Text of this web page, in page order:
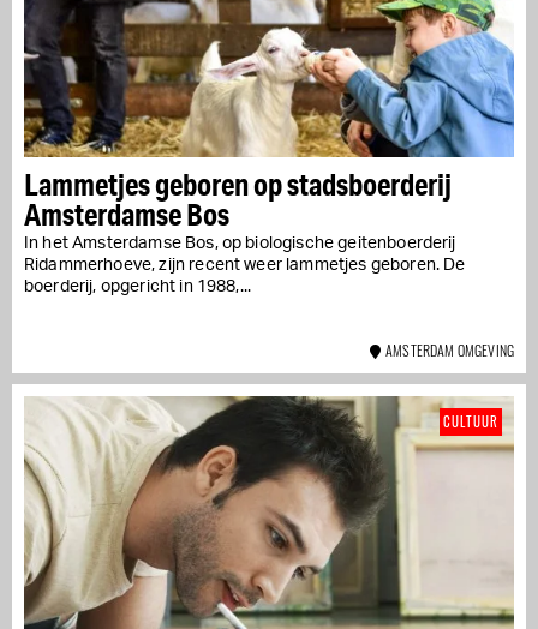
Lammetjes geboren op stadsboerderij
Amsterdamse Bos
In het Amsterdamse Bos, op biologische geitenboerderij
Ridammerhoeve, zijn recent weer lammetjes geboren. De
boerderij, opgericht in 1988,...
AMSTERDAM OMGEVING
CULTUUR